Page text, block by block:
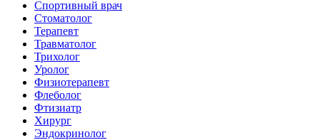
Спортивный врач
Стоматолог
Терапевт
Травматолог
Трихолог
Уролог
Физиотерапевт
Флеболог
Фтизиатр
Хирург
Эндокринолог